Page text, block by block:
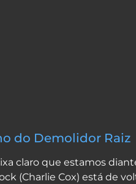
do Demolidor Raiz
claro que estamos
(Charlie Cox) está de